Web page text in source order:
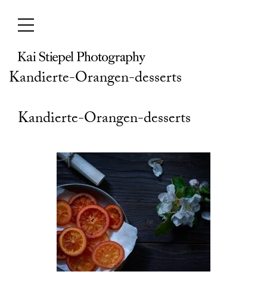
content
Kandierte-Orangen-desserts
Kandierte-Orangen-desserts